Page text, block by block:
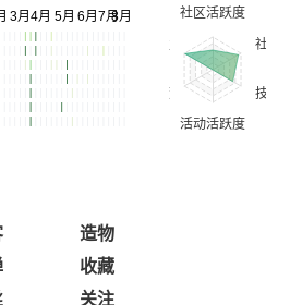
造物
收藏
关注